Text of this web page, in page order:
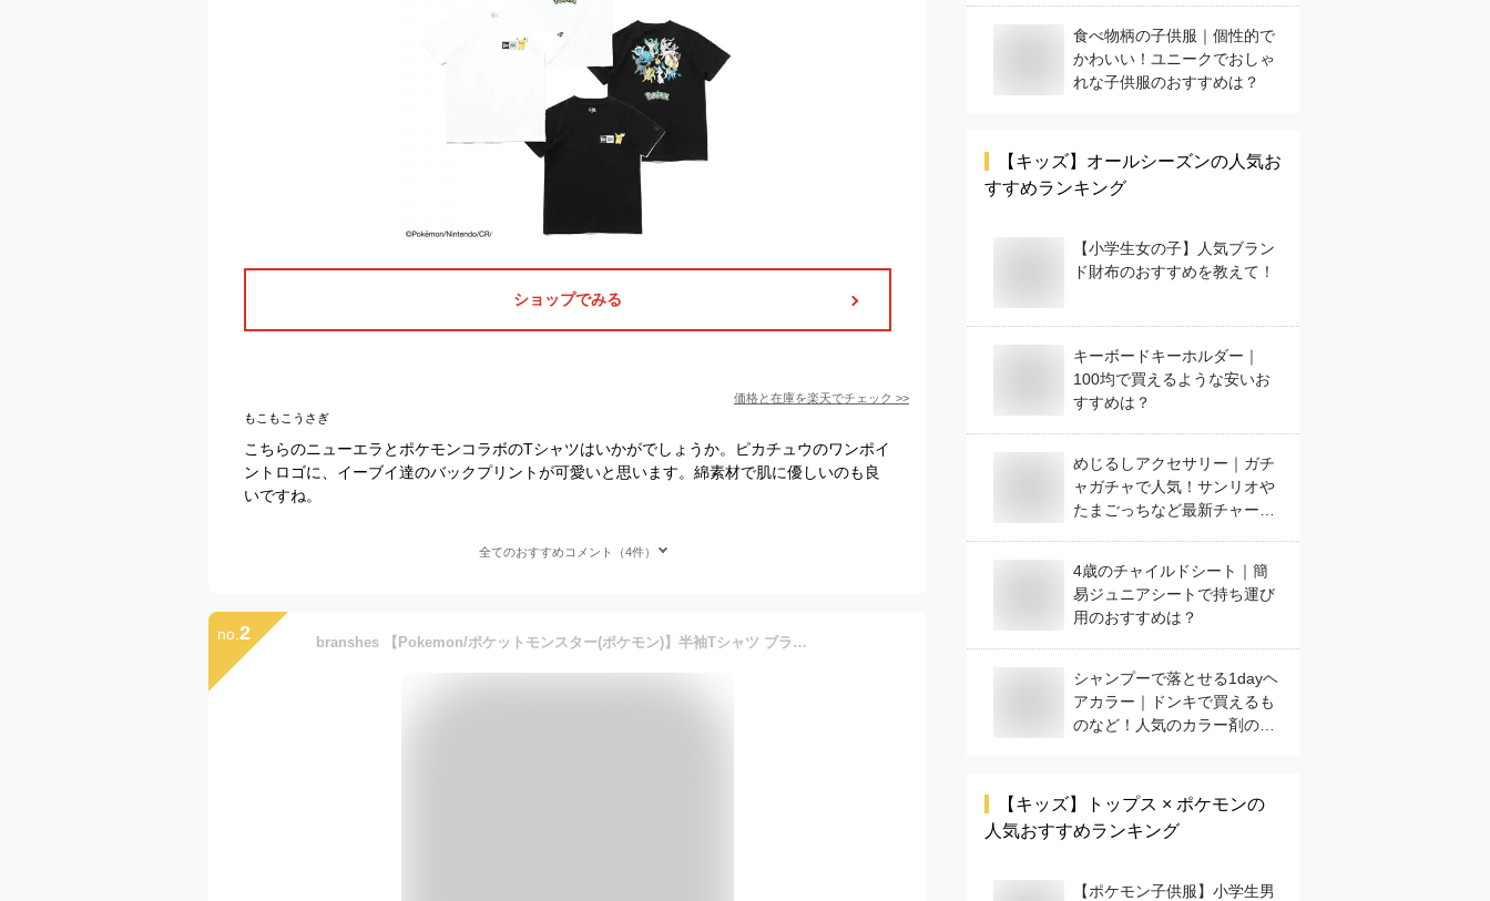
ショップでみる
価格と在庫を楽天でチェック >>
もこもこうさぎ
こちらのニューエラとポケモンコラボのTシャツはいかがでしょうか。ピカチュウのワンポイ
ントロゴに、イーブイ達のバックプリントが可愛いと思います。綿素材で肌に優しいのも良
いですね。
全てのおすすめコメント（4件）
no. 2 branshes 【Pokemon/ポケットモンスター(ポケモン)】半袖Tシャツ ブランシェス トップス カットソー・Tシャツ ブラック ピンク オレンジ ホワイト グレー ブルー グリーン
食べ物柄の子供服｜個性的で
かわいい！ユニークでおしゃ
れな子供服のおすすめは？
【キッズ】 オールシーズンの人気お
すすめランキング
【小学生女の子】人気ブラン
ド財布のおすすめを教えて！
キーボードキーホルダー｜
100均で買えるような安いお
すすめは？
めじるしアクセサリー｜ガチ
ャガチャで人気！サンリオや
たまごっちなど最新チャーム
4歳のチャイルドシート｜簡
易ジュニアシートで持ち運び
用のおすすめは？
シャンプーで落とせる1dayヘ
アカラー｜ドンキで買えるも
のなど！人気のカラー剤のお
【キッズ】 トップス × ポケモンの
人気おすすめランキング
【ポケモン子供服】小学生男